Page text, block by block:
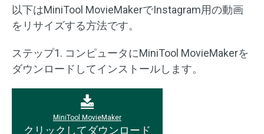
以下はMiniTool MovieMakerでInstagram用の動画
をリサイズする方法です。
ステップ1. コンピュータにMiniTool MovieMakerを
ダウンロードしてインストールします。
MiniTool MovieMaker
クリックしてダウンロード